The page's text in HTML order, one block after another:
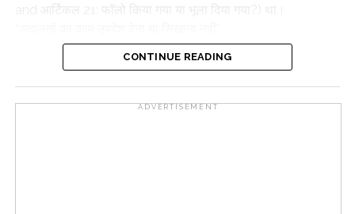
न्यायमूर्ति ओका—जिन्होंने अगस्त 2021 से मई 2025 तक सुप्रीम कोर्ट के
न्यायाधीश के रूप में सेवाएं दीं—ने कहा कि जब नागरिक अपनी अभिव्यक्ति
की स्वतंत्रता पर हमले या प्रेरित मुकदमों के खिलाफ अदालतों का रुख
करते हैं, तो न्यायपालिका को उनके मौलिक अधिकारों की ढाल बनना
CONTINUE READING
ADVERTISEMENT